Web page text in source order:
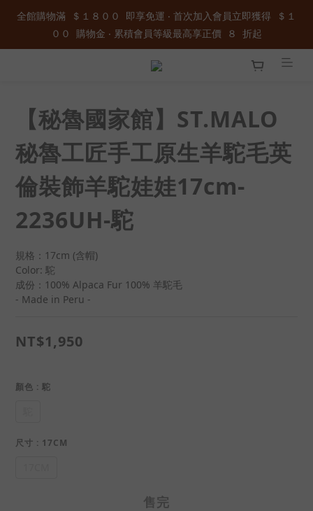
全館購物滿  ＄１８００  即享免運 ‧ 首次加入會員立即獲得  ＄１
００  購物金 ‧ 累積會員等級最高享正價  ８  折起
【秘魯國家館】ST.MALO
秘魯工匠手工原生羊駝毛英
倫裝飾羊駝娃娃17cm-
2236UH-駝
規格：17cm (含帽)
Color: 駝
成份：100% Alpaca Fur 100% 羊駝毛
- Made in Peru -
NT$1,950
顏色 : 駝
尺寸 : 17CM
售完